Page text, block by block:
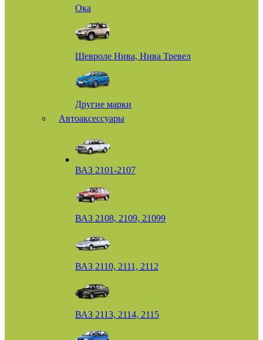
Ока
Шевроле Нива, Нива Тревел
Другие марки
Автоаксессуары
ВАЗ 2101-2107
ВАЗ 2108, 2109, 21099
ВАЗ 2110, 2111, 2112
ВАЗ 2113, 2114, 2115